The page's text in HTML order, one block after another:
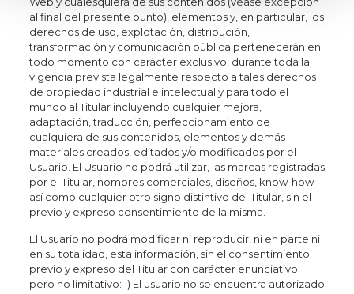
al final del presente punto), elementos y, en particular, los
derechos de uso, explotación, distribución,
transformación y comunicación pública pertenecerán en
todo momento con carácter exclusivo, durante toda la
vigencia prevista legalmente respecto a tales derechos
de propiedad industrial e intelectual y para todo el
mundo al Titular incluyendo cualquier mejora,
adaptación, traducción, perfeccionamiento de
cualquiera de sus contenidos, elementos y demás
materiales creados, editados y/o modificados por el
Usuario. El Usuario no podrá utilizar, las marcas registradas
por el Titular, nombres comerciales, diseños, know-how
así como cualquier otro signo distintivo del Titular, sin el
previo y expreso consentimiento de la misma.
El Usuario no podrá modificar ni reproducir, ni en parte ni
en su totalidad, esta información, sin el consentimiento
previo y expreso del Titular con carácter enunciativo
pero no limitativo: 1) El usuario no se encuentra autorizado